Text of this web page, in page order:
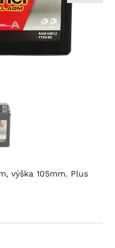
výška 105mm. Plus